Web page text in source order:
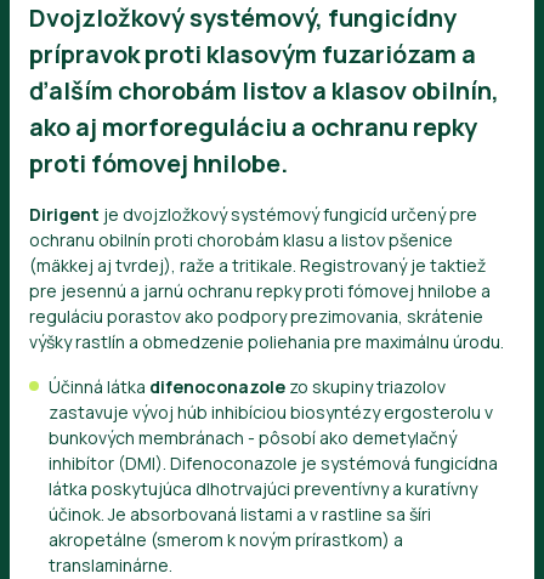
Dvojzložkový systémový, fungicídny
prípravok proti klasovým fuzariózam a
ďalším chorobám listov a klasov obilnín,
ako aj morforeguláciu a ochranu repky
proti fómovej hnilobe.
Dirigent je dvojzložkový systémový fungicíd určený pre
ochranu obilnín proti chorobám klasu a listov pšenice
(mäkkej aj tvrdej), raže a tritikale. Registrovaný je taktiež
pre jesennú a jarnú ochranu repky proti fómovej hnilobe a
reguláciu porastov ako podpory prezimovania, skrátenie
výšky rastlín a obmedzenie poliehania pre maximálnu úrodu.
Účinná látka difenoconazole zo skupiny triazolov
zastavuje vývoj húb inhibíciou biosyntézy ergosterolu v
bunkových membránach - pôsobí ako demetylačný
inhibítor (DMI). Difenoconazole je systémová fungicídna
látka poskytujúca dlhotrvajúci preventívny a kuratívny
účinok. Je absorbovaná listami a v rastline sa šíri
akropetálne (smerom k novým prírastkom) a
translaminárne.